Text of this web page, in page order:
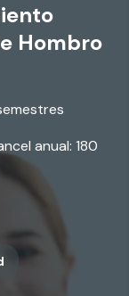
Hombro
anual: 180